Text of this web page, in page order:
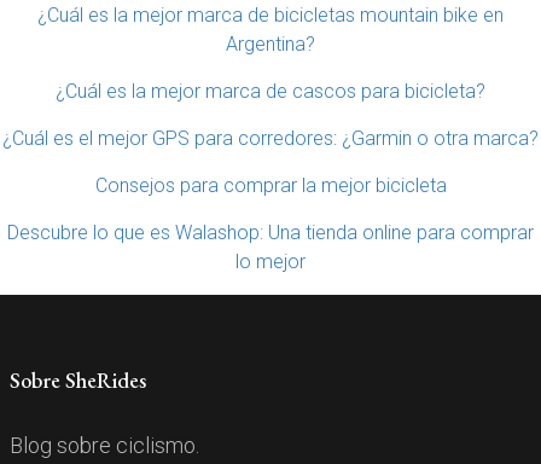
¿Cuál es la mejor marca de bicicletas mountain bike en
Argentina?
¿Cuál es la mejor marca de cascos para bicicleta?
¿Cuál es el mejor GPS para corredores: ¿Garmin o otra marca?
Consejos para comprar la mejor bicicleta
Descubre lo que es Walashop: Una tienda online para comprar
lo mejor
Sobre SheRides
Blog sobre ciclismo.